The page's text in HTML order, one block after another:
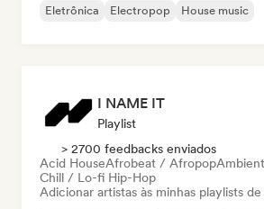
Eletrônica
Electropop House music
I NAME IT
Playlist
> 2700 feedbacks enviados
Acid HouseAfrobeat / Afropop
Chill / Lo-fi Hip-Hop
Adicionar artistas às minhas playlists